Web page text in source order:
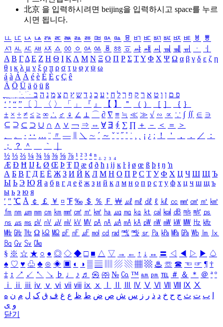
北京 을 입력하시려면 beijing을 입력하시고 space를 누르
시면 됩니다.
ㅥ ㅦ ㅧ ㅨ ㅩ ㅪ ㅫ ㅬ ㅭ ㅮ ㅯ ㅰ ㅱ ㅲ ㅳ ㅴ ㅵ ㅶ ㅷ ㅸ
ㅹ
ㅺ ㅻ ㅼ ㅽ ㅾ ㅿ ㆀ ㆁ ㆂ ㆃ ㆄ ㆅ ㆆ ㆇ ㆈ ㆉ ㆊ ㆋ ㆌ ㆍ
ㆎ
Α Β ΓΔ Ε Ζ Η Θ Ι ΚΛ Μ Ν Ξ Ο Π Ρ Σ ΤΥ Φ Χ Ψ Ω α β γ δ ε ζ η
θ ι κ λ μ ν ξ ο π ρ σ τ υ φ χ ψ ω
á à Á À é è É È ç Ç ê
Ä Ö Ü ä ö ü ß
ִֶֹ ֻּ ׁׂ פ ם ן ו ט א ר ק ף ך ל ח י ע כ ג ד ש ץ ת צ מ נ ה ב
‘ ’ “ ” 〔 〕 〈 〉 「 」 『 』 【 】 ＂ （ ） ［ ］ ｛ ｝
± × ÷ ≠ ≤ ≥ ∞ ∴ ♂ ♀ ∠ ⊥ ⌒ ∂ ∇ ≡ ≒ ≪ ≫ √ ∽ ∝ ∵ ∫ ∬ ∈ ∋
⊆ ⊇ ⊂ ⊃ ∪ ∩ ∧ ∨ ￢ ⇒ ⇔ ∀ ∃ ∮ ∑ ∏ ＋ － ＜ ＝
＞
、
。 · ‥ … ¨ 〃 ― ＼ ∼ ´ ～ ˇ ˘ ˝ ˚ ˙ ¸ ¡ ¿ ː ！ ＇ ， ． ／
：
；
？ ＾ ｀
½ ⅓ ⅔ ¼ ¾ ⅛ ⅜ ⅝ ⅞ ¹ ² ³ ⁴ ⁿ ₁ ₂ ₃ ₄
Æ Ð Ħ Ĳ Ł Ø Œ Þ Ŧ Ŋ æ đ ð ħ ı ĳ ĸ ŀ ł ø œ ß þ ŧ ŋ ŉ
А Б В Г Д Е Ё Ж З И Й К Л М Н О П Р С Т У Ф Х Ц Ч Ш Щ Ъ
Ы Ь Э Ю Я а б в г д е ё ж з и й к л м н о п р с т у ф х ц ч ш щ ъ
ы ь э ю я
′ ″ ℃ Å ￠ ￡ ￥ ¤ ℉ ‰ ＄ ％ Ｆ ￦ ㎕ ㎖ ㎗ ℓ ㎘ ㏄ ㎣ ㎤ ㎥ ㎦
㎙ ㎚ ㎛ ㎜ ㎝ ㎞ ㎟ ㎠ ㎡ ㎢ ㏊ ㎍ ㎎ ㎏ ㏏ ㎈ ㎉ ㏈ ㎧ ㎨ ㎰
㎱ ㎲ ㎳ ㎴ ㎵ ㎶ ㎷ ㎸ ㎹ ㎀ ㎁ ㎂ ㎃ ㎄ ㎺ ㎻ ㎽ ㎾ ㎿ ㎐ ㎑
㎒ ㎓ ㎔ Ω ㏀ ㏁ ㎊ ㎋ ㎌ ㏖ ㏅ ㎭ ㎮ ㎯ ㏛ ㎩ ㎪ ㎫ ㎬ ㏝ ㏐
㏓
㏃ ㏉ ㏜ ㏆
§ ※ ☆ ★ ○ ● ◎ ◇ ◆ □ ■ △ ▽ → ← ↑ ↓ ↔ 〓 ◁ ◀ ▷ ▶ ♤
♠ ♡ ♥ ♧ ♣ ⊙ ◈ ▣ ◐ ◑ ▒ ▤ ▨ ▧ ▦ ▩ ♨ ☏ ☎ ☜ ☞ ¶ †
‡ ↕ ↗ ↙ ↖ ↘ ♭ ♩ ♪ ♬ ㉿ ㈜ № ㏇ ™ ㏂ ㏘ ℡ ＃ ＆ ＊ ＠ ª º
ⅰ
ⅱ ⅲ ⅳ ⅴ ⅵ ⅶ ⅷ ⅸ ⅹ Ⅳ Ⅴ Ⅵ Ⅶ Ⅷ Ⅸ Ⅹ
ب ت ث ج ح خ د ذ ر ز س ش ص ض ط ظ ع غ ف ق ک ل م ن ه
و ی
닫기